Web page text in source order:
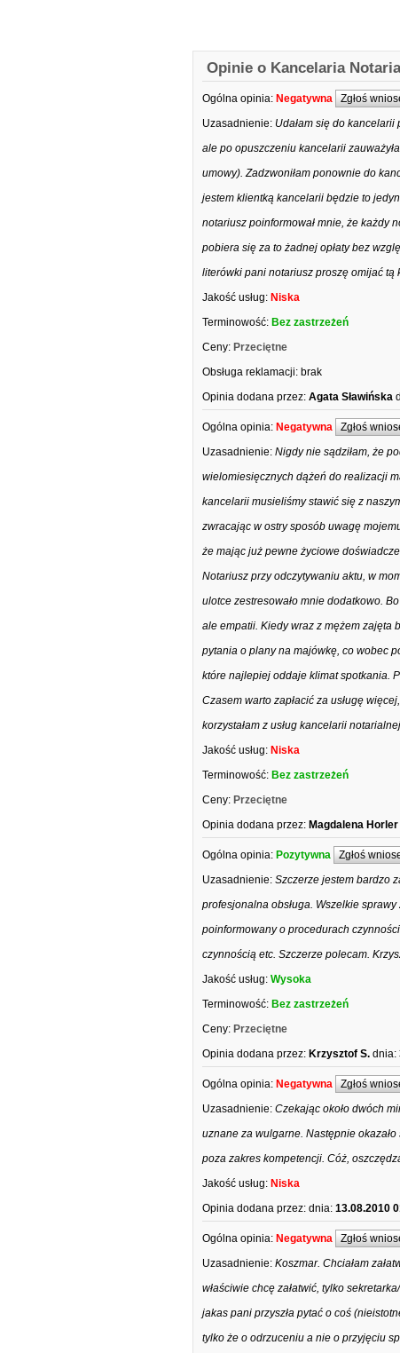
Opinie o Kancelaria
Ogólna opinia: Negatywna Zgłoś
Uzasadnienie: Udałam się do
ale po opuszczeniu kancelarii
umowy). Zadzwoniłam ponownie do
jestem klientką kancelarii będzie to
notariusz poinformował mnie, że każdy
pobiera się za to żadnej opłaty bez
literówki pani notariusz proszę omijać
Jakość usług: Niska
Terminowość: Bez zastrzeżeń
Ceny: Przeciętne
Obsługa reklamacji: brak
Opinia dodana przez: Agata Sławińska
Ogólna opinia: Negatywna Zgłoś
Uzasadnienie: Nigdy nie sądziłam, że
wielomiesięcznych dążeń do realizacji
kancelarii musieliśmy stawić się z
zwracając w ostry sposób uwagę
że mając już pewne życiowe
Notariusz przy odczytywaniu aktu, w
ulotce zestresowało mnie dodatkowo.
ale empatii. Kiedy wraz z mężem zajęta
pytania o plany na majówkę, co wobec
które najlepiej oddaje klimat spotkania.
Czasem warto zapłacić za usługę
korzystałam z usług kancelarii
Jakość usług: Niska
Terminowość: Bez zastrzeżeń
Ceny: Przeciętne
Opinia dodana przez: Magdalena Horler
Ogólna opinia: Pozytywna Zgłoś
Uzasadnienie: Szczerze jestem bardzo
profesjonalna obsługa. Wszelkie
poinformowany o procedurach
czynnością etc. Szczerze polecam.
Jakość usług: Wysoka
Terminowość: Bez zastrzeżeń
Ceny: Przeciętne
Opinia dodana przez: Krzysztof S. dnia:
Ogólna opinia: Negatywna Zgłoś
Uzasadnienie: Czekając około dwóch
uznane za wulgarne. Następnie
poza zakres kompetencji. Cóż,
Jakość usług: Niska
Opinia dodana przez: dnia: 13.08.2010
Ogólna opinia: Negatywna Zgłoś
Uzasadnienie: Koszmar. Chciałam
właściwie chcę załatwić, tylko
jakas pani przyszła pytać o coś
tylko że o odrzuceniu a nie o przyjęciu